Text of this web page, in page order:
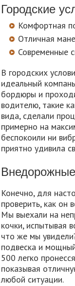
Городские
Комфортная
Отличная
Современные
В городских
идеальный
бордюры и
водителю, такие
вида, сделали
примерно на
беспокоили ни
приятно удивила
Конечно, для
проверить, как он
Мы выехали на
кочки, испытывая
что же мы
подвеска и
500 легко
показывая
любой ситуации.